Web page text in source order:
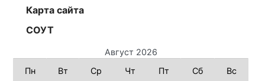
Карта сайта
СОУТ
Август 2026
Пн
Вт Ср Чт Пт Сб Вс